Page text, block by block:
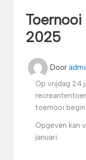
2025
Door
Op vrijdag 24
toernooi
Opgeven kan
januari: